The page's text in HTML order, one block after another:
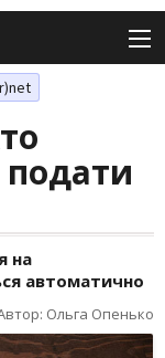
на
автоматично
Ольга Опенько